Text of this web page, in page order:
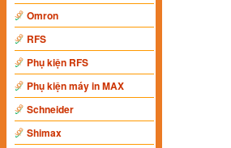
Omron
RFS
Phụ kiện RFS
Phụ kiện máy in MAX
Schneider
Shimax